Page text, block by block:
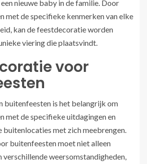
nieuwe baby in de familie. Door
met de specifieke kenmerken van elke
kan de feestdecoratie worden
viering die plaatsvindt.
voor
buitenfeesten is het belangrijk om
met de specifieke uitdagingen en
buitenlocaties met zich meebrengen.
buitenfeesten moet niet alleen
verschillende weersomstandigheden,